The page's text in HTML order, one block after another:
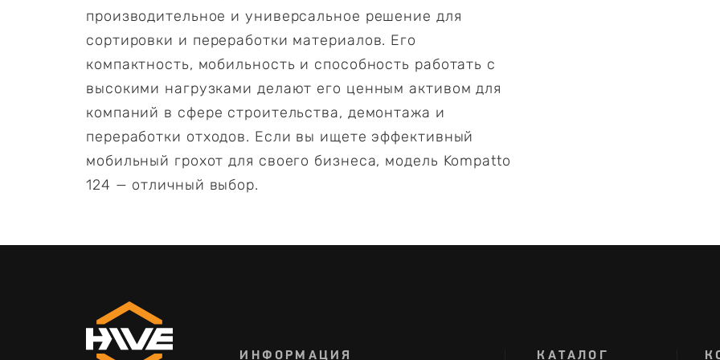
производительное и универсальное решение для
сортировки и переработки материалов. Его
компактность, мобильность и способность работать с
высокими нагрузками делают его ценным активом для
компаний в сфере строительства, демонтажа и
переработки отходов. Если вы ищете эффективный
мобильный грохот для своего бизнеса, модель Kompatto
124 — отличный выбор.
ИНФОРМАЦИЯ
КАТАЛОГ